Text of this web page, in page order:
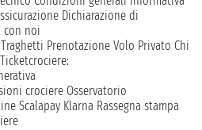
Dichiarazione di
con noi
Prenotazione Volo Privato Chi
Ticketcrociere:
crociere Osservatorio
Scalapay Klarna Rassegna stampa